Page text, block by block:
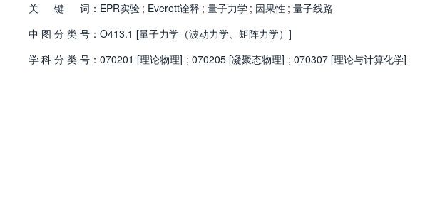
关
键 词： EPR实验 ; Everett诠释 ; 量子力学 ; 因果性 ; 量子线路
中 图 分 类 号： O413.1 [量子力学（波动力学、矩阵力学）]
学 科 分 类 号： 070201 [理论物理] ; 070205 [凝聚态物理] ; 070307 [理论与计算化学]